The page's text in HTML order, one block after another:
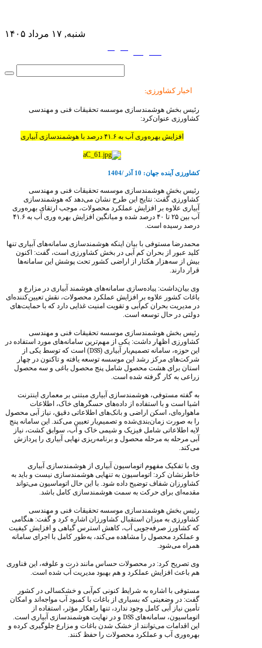
شنبه, ۱۷ مرداد ۱۴۰۵
اخبار کشاورزی:
رئیس بخش هوشمندسازی موسسه تحقیقات فنی و مهندسی
کشاورزی عنوان‌کرد:
افزایش بهره‌وری آب به۴۱.۶ درصد با هوشمندسازی آبیاری
کشاورزی آینده جهان: 10 آذر /1404
رئیس بخش هوشمندسازی موسسه تحقیقات فنی و مهندسی
کشاورزی گفت: نتایج این طرح نشان می‌دهد که هوشمندسازی
آبیاری علاوه بر افزایش عملکرد محصولات، موجب ارتقای بهره‌وری
آب بین۲۵ تا ۴۰ درصد شده و میانگین افزایش بهره‌ وری آب به۴۱.۶
درصد رسیده است.
محمدرضا مستوفی با بیان اینکه هوشمندسازی سامانه‌های آبیاری تنها
کلید عبور از بحران کم آبی در بخش کشاورزی است، گفت: اکنون
بیش از سه‌هزار هکتار از اراضی کشور تحت پوشش این سامانه‌‌ها
قرار دارند.
وی بیان‌داشت: پیاده‌سازی سامانه‌های هوشمند آبیاری در مزارع و
باغات کشور علاوه بر افزایش عملکرد محصولات، نقش تعیین‌کننده‌ای
در مدیریت بحران کم‌آبی و تقویت امنیت غذایی دارد که با حمایت‌های
دولتی در حال توسعه است.
رئیس بخش هوشمندسازی موسسه تحقیقات فنی و مهندسی
کشاورزی اظهار داشت: یکی از مهم‌ترین سامانه‌های مورد استفاده در
این حوزه، سامانه تصمیم‌یار آبیاری (DSS) است که توسط یکی از
شرکت‌های مرکز رشد این موسسه توسعه یافته و تاکنون در چهار
استان برای هشت محصول شامل پنج محصول باغی و سه محصول
زراعی به کار گرفته شده است.
به گفته مستوفی، هوشمندسازی آبیاری مبتنی بر معماری اینترنت
اشیا است و با استفاده از داده‌های حسگرهای خاک، اطلاعات
ماهواره‌ای، اسکن اراضی و بانک‌های اطلاعاتی دقیق، نیاز آبی محصول
را به صورت زمان‌بندی‌شده و تصمیم‌یار تعیین می‌کند. این سامانه پنج
لایه اطلاعاتی شامل فیزیک و شیمی خاک و آب، سوابق کشت، نیاز
آبی مرحله به مرحله محصول و برنامه‌ریزی نهایی آبیاری را پردازش
می‌کند.
وی با تفکیک مفهوم اتوماسیون آبیاری از هوشمندسازی آبیاری
خاطرنشان کرد: اتوماسیون به تنهایی هوشمندسازی نیست و باید به
کشاورزان شفاف توضیح داده شود. با این حال اتوماسیون می‌تواند
مقدمه‌ای برای حرکت به سمت هوشمندسازی کامل باشد.
رئیس بخش هوشمندسازی موسسه تحقیقات فنی و مهندسی
کشاورزی به میزان استقبال کشاورزان اشاره کرد و گفت: هنگامی
که کشاورز صرفه‌جویی آب، کاهش استرس گیاهی و افزایش کیفیت
و عملکرد محصول را مشاهده می‌کند، به‌طور کامل با اجرای سامانه
همراه می‌شود.
وی تصریح کرد: در محصولات حساس مانند ذرت و علوفه، این فناوری
هم باعث افزایش عملکرد و هم بهبود مدیریت آب شده است.
مستوفی با اشاره به شرایط کنونی کم‌آبی و خشکسالی در کشور
گفت: در وضعیتی که بسیاری از باغات با کمبود آب مواجه‌اند و امکان
تأمین نیاز آبی کامل وجود ندارد، تنها راهکار مؤثر، استفاده از
اتوماسیون، سامانه‌هایDSS و در نهایت هوشمندسازی آبیاری است.
این اقدامات می‌توانند از خشک شدن باغات و مزارع جلوگیری کرده و
بهره‌وری آب و عملکرد محصولات را حفظ کنند.